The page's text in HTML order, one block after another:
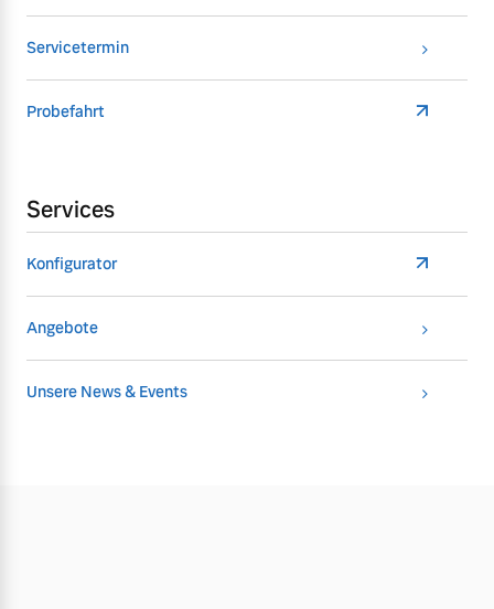
Servicetermin
Probefahrt
Services
Konfigurator
Angebote
Unsere News & Events